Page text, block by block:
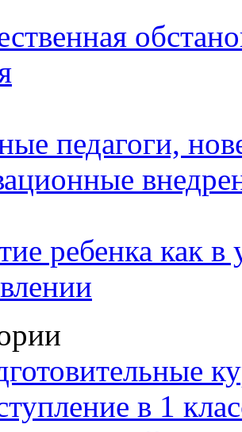
педагоги,
ребенка как
в 1